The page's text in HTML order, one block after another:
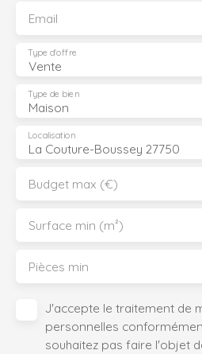
Email
Vente
Type d'offre
Maison
Type de bien
La Couture-Boussey 27750
Localisation
Budget max (€)
Surface min (m²)
Pièces min
J'accepte le traitement de
personnelles
souhaitez pas faire l'objet